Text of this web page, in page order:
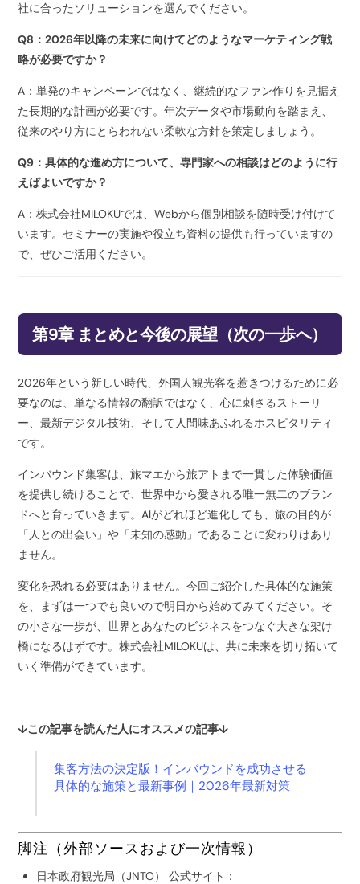
社に合ったソリューションを選んでください。
Q8：2026年以降の未来に向けてどのようなマーケティング戦
略が必要ですか？
A：単発のキャンペーンではなく、継続的なファン作りを見据え
た長期的な計画が必要です。年次データや市場動向を踏まえ、
従来のやり方にとらわれない柔軟な方針を策定しましょう。
Q9：具体的な進め方について、専門家への相談はどのように行
えばよいですか？
A：株式会社MILOKUでは、Webから個別相談を随時受け付けて
います。セミナーの実施や役立ち資料の提供も行っていますの
で、ぜひご活用ください。
第9章 まとめと今後の展望（次の一歩へ）
2026年という新しい時代、外国人観光客を惹きつけるために必
要なのは、単なる情報の翻訳ではなく、心に刺さるストーリ
ー、最新デジタル技術、そして人間味あふれるホスピタリティ
です。
インバウンド集客は、旅マエから旅アトまで一貫した体験価値
を提供し続けることで、世界中から愛される唯一無二のブラン
ドへと育っていきます。AIがどれほど進化しても、旅の目的が
「人との出会い」や「未知の感動」であることに変わりはあり
ません。
変化を恐れる必要はありません。今回ご紹介した具体的な施策
を、まずは一つでも良いので明日から始めてみてください。そ
の小さな一歩が、世界とあなたのビジネスをつなぐ大きな架け
橋になるはずです。株式会社MILOKUは、共に未来を切り拓いて
いく準備ができています。
↓この記事を読んだ人にオススメの記事↓
集客方法の決定版！インバウンドを成功させる
具体的な施策と最新事例｜2026年最新対策
脚注（外部ソースおよび一次情報）
日本政府観光局（JNTO） 公式サイト：